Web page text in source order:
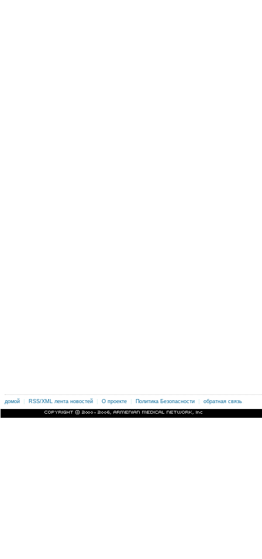
домой | RSS/XML лента новостей | О проекте | Политика Безопасности | обратная связь